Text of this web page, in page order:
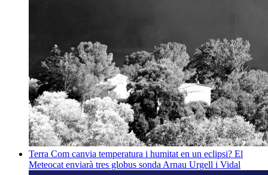
Terra Com canvia temperatura i humitat en un eclipsi? El
Meteocat enviarà tres globus sonda Arnau Urgell i Vidal